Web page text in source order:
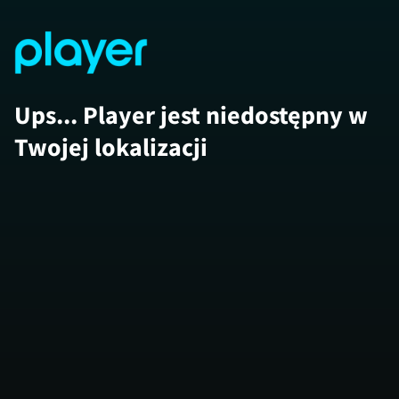
Ups... Player jest niedostępny w
Twojej lokalizacji